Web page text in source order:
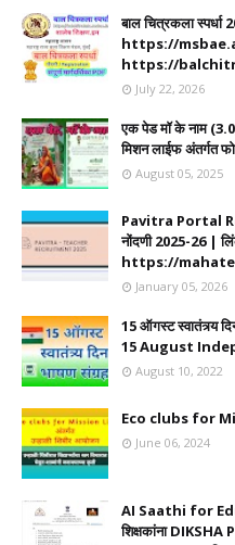
बाल चित्रकला स्पर्धा
https://
https://
July 22, 2026
एक पेड मॉ के नाम
मिशन लाईफ अंतर्गत
August 05, 2025
Pavitra Portal
नोंदणी 2025-26 |
https://
January 05, 2026
15 ऑगस्ट स्वातंत्र्य
15 August
August 10, 2022
Eco clubs for
June 06, 2024
AI Saathi for
शिक्षकांना